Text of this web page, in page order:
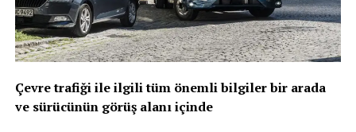
Çevre trafiği ile ilgili tüm önemli bilgiler bir arada
ve sürücünün görüş alanı içinde